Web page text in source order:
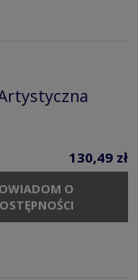
130,49 zł
O